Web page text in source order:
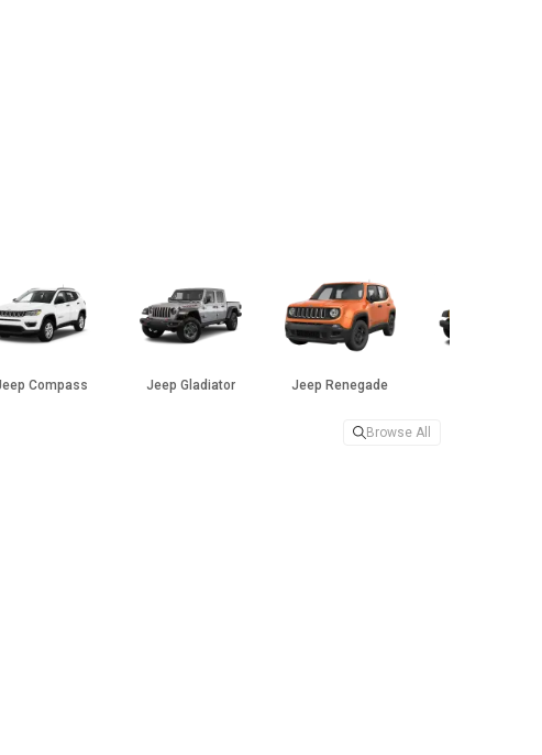
Compass Jeep Gladiator Jeep Renegade
Browse All